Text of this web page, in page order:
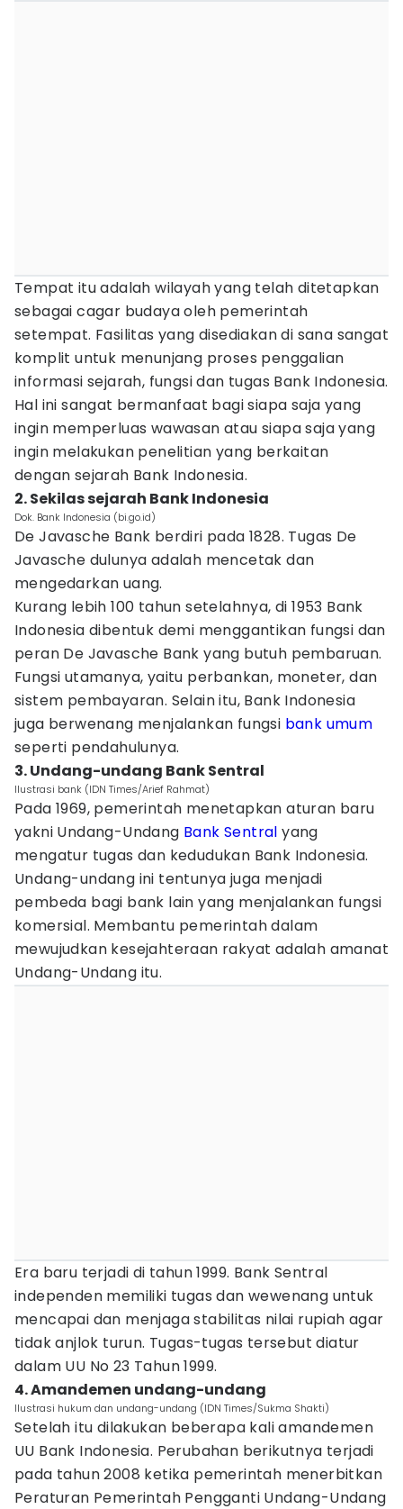
Tempat itu adalah wilayah yang telah ditetapkan
sebagai cagar budaya oleh pemerintah
setempat. Fasilitas yang disediakan di sana sangat
komplit untuk menunjang proses penggalian
informasi sejarah, fungsi dan tugas Bank Indonesia.
Hal ini sangat bermanfaat bagi siapa saja yang
ingin memperluas wawasan atau siapa saja yang
ingin melakukan penelitian yang berkaitan
dengan sejarah Bank Indonesia.
2. Sekilas sejarah Bank Indonesia
Dok. Bank Indonesia (bi.go.id)
De Javasche Bank berdiri pada 1828. Tugas De
Javasche dulunya adalah mencetak dan
mengedarkan uang.
Kurang lebih 100 tahun setelahnya, di 1953 Bank
Indonesia dibentuk demi menggantikan fungsi dan
peran De Javasche Bank yang butuh pembaruan.
Fungsi utamanya, yaitu perbankan, moneter, dan
sistem pembayaran. Selain itu, Bank Indonesia
juga berwenang menjalankan fungsi bank umum
seperti pendahulunya.
3. Undang-undang Bank Sentral
Ilustrasi bank (IDN Times/Arief Rahmat)
Pada 1969, pemerintah menetapkan aturan baru
yakni Undang-Undang Bank Sentral yang
mengatur tugas dan kedudukan Bank Indonesia.
Undang-undang ini tentunya juga menjadi
pembeda bagi bank lain yang menjalankan fungsi
komersial. Membantu pemerintah dalam
mewujudkan kesejahteraan rakyat adalah amanat
Undang-Undang itu.
Era baru terjadi di tahun 1999. Bank Sentral
independen memiliki tugas dan wewenang untuk
mencapai dan menjaga stabilitas nilai rupiah agar
tidak anjlok turun. Tugas-tugas tersebut diatur
dalam UU No 23 Tahun 1999.
4. Amandemen undang-undang
Ilustrasi hukum dan undang-undang (IDN Times/Sukma Shakti)
Setelah itu dilakukan beberapa kali amandemen
UU Bank Indonesia. Perubahan berikutnya terjadi
pada tahun 2008 ketika pemerintah menerbitkan
Peraturan Pemerintah Pengganti Undang-Undang